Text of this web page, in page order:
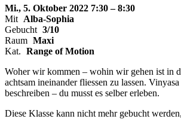
Mi., 5. Oktober 2022 7:30 – 8:30
Mit Alba-Sophia
Gebucht 3/10
Raum Maxi
Kat. Range of Motion
Woher wir kommen – wohin wir gehen ist in
achtsam ineinander fliessen zu lassen.
beschreiben – du musst es selber erleben.
Diese Klasse kann nicht mehr gebucht